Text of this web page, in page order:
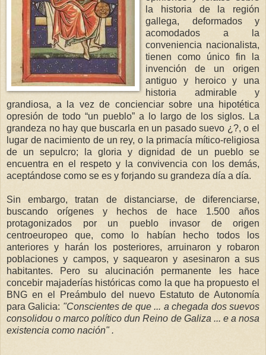
la historia de la región
gallega, deformados y
acomodados a la
conveniencia nacionalista,
tienen como único fin la
invención de un origen
antiguo y heroico y una
historia admirable y
grandiosa, a la vez de concienciar sobre una hipotética
opresión de todo “un pueblo” a lo largo de los siglos. La
grandeza no hay que buscarla en un pasado suevo ¿?, o el
lugar de nacimiento de un rey, o la primacía mítico-religiosa
de un sepulcro; la gloria y dignidad de un pueblo se
encuentra en el respeto y la convivencia con los demás,
aceptándose como se es y forjando su grandeza día a día.
Sin embargo, tratan de distanciarse, de diferenciarse,
buscando orígenes y hechos de hace 1.500 años
protagonizados por un pueblo invasor de origen
centroeuropeo que, como lo habían hecho todos los
anteriores y harán los posteriores, arruinaron y robaron
poblaciones y campos, y saquearon y asesinaron a sus
habitantes. Pero su alucinación permanente les hace
concebir majaderías históricas como la que ha propuesto el
BNG en el Preámbulo del nuevo Estatuto de Autonomía
para Galicia: "Conscientes de que ... a chegada dos suevos
consolidou o marco político dun Reino de Galiza ... e a nosa
existencia como nación" .